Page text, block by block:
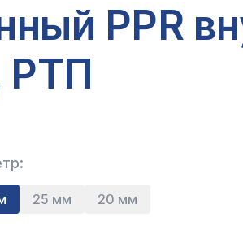
PPR
РТП
25 мм 20 мм